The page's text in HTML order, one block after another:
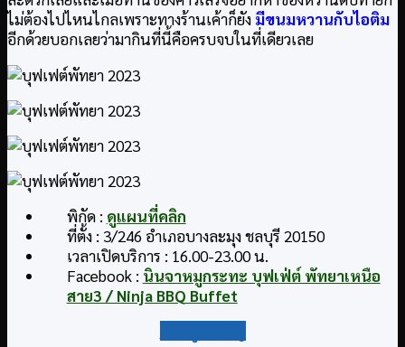
ไม่ต้องไปไหนไกลเพราะทางร้านเค้าก็ยัง มีขนมหวานกับไอติม
อีกด้วยบอกเลยว่ามากินที่นี้คือครบจบในที่เดียวเลย
พิกัด : ดูแผนที่คลิก
ที่ตั้ง : 3/246 อำเภอบางละมุง ชลบุรี 20150
เวลาเปิดบริการ : 16.00-23.00 น.
Facebook : นินจาหมูกระทะ บุฟเฟ่ต์ พัทยาเหนือ
สาย3 / Ninja BBQ Buffet